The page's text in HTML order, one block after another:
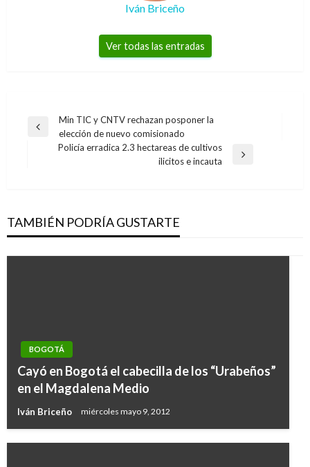
Iván Briceño
Ver todas las entradas
Navegación
Entrada
anterior
Min TIC y CNTV rechazan posponer la
elección de nuevo comisionado
Policía erradica 2.3 hectareas de cultivos
ilicitos e incauta
TAMBIÉN PODRÍA GUSTARTE
BOGOTÁ
Cayó en Bogotá el cabecilla de los “Urabeños”
en el Magdalena Medio
Iván Briceño miércoles mayo 9, 2012